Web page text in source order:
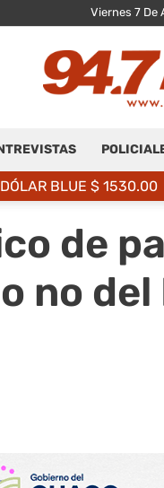
Viernes 7 De
DÓLAR BLUE $ 1530.00
de
no